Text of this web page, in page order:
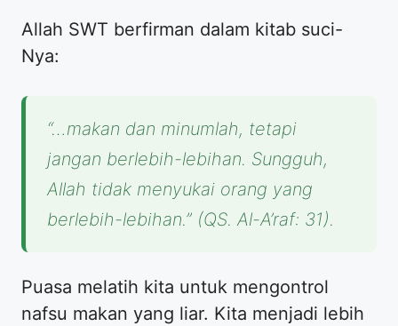
Allah SWT berfirman dalam kitab suci-
Nya:
“…makan dan minumlah, tetapi
jangan berlebih-lebihan. Sungguh,
Allah tidak menyukai orang yang
berlebih-lebihan.” (QS. Al-A’raf: 31).
Puasa melatih kita untuk mengontrol
nafsu makan yang liar. Kita menjadi lebih